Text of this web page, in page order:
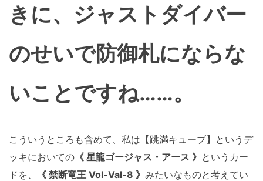
きに、ジャストダイバー
のせいで防御札にならな
いことですね……。
こういうところも含めて、私は【跳満キューブ】というデ
ッキにおいての 《 星龍ゴージャス・アース 》 というカー
ドを、
《 禁断竜王 Vol-Val-8 》 みたいなものと考えてい